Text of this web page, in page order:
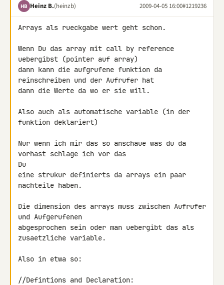
HB Heinz B.(heinzb) 2009-04-05 16:00#1219236
Arrays als rueckgabe wert geht schon.
Wenn Du das array mit call by reference
uebergibst (pointer auf array)
dann kann die aufgrufene funktion da
reinschreiben und der Aufrufer hat
dann die Werte da wo er sie will.
Also auch als automatische variable (in der
funktion deklariert)
Nur wenn ich mir das so anschaue was du da
vorhast schlage ich vor das
Du
eine strukur definierts da arrays ein paar
nachteile haben.
Die dimension des arrays muss zwischen Aufrufer
und Aufgerufenen
abgesprochen sein oder man uebergibt das als
zusaetzliche variable.
Also in etwa so:
//Defintions and Declaration: